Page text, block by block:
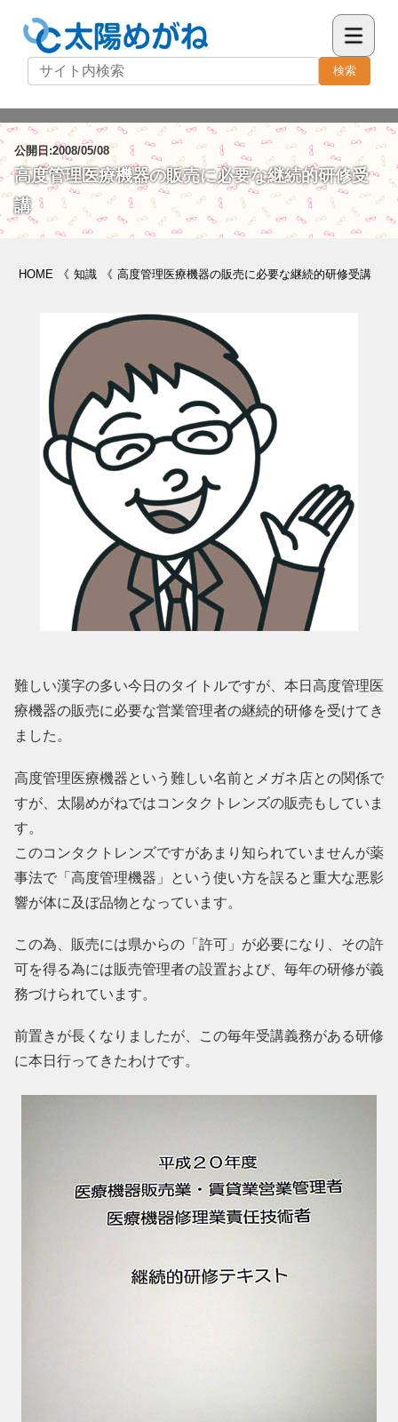
検索
公開日:2008/05/08
高度管理医療機器の販売に必要な継続的研修受
講
HOME 《 知識 《 高度管理医療機器の販売に必要な継続的研修受講
難しい漢字の多い今日のタイトルですが、本日高度管理医
療機器の販売に必要な営業管理者の継続的研修を受けてき
ました。
高度管理医療機器という難しい名前とメガネ店との関係で
すが、太陽めがねではコンタクトレンズの販売もしていま
す。
このコンタクトレンズですがあまり知られていませんが薬
事法で「高度管理機器」という使い方を誤ると重大な悪影
響が体に及ぼ品物となっています。
この為、販売には県からの「許可」が必要になり、その許
可を得る為には販売管理者の設置および、毎年の研修が義
務づけられています。
前置きが長くなりましたが、この毎年受講義務がある研修
に本日行ってきたわけです。